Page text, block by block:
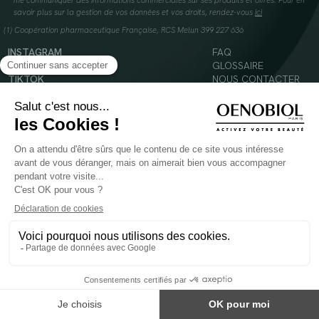
savoir plus sur la gestion de vos données et vos droits, rendez-vous ici
(1) Coopération pharmaceutique Française, RCS Melun 399 227 636
INSTAGRAM
FACEBOOK
TIKTOK
FAQ
GLOSSAIRE
NOUS CONTACTER
© 2024 Oenobiol Paris
Mentions légales
Conditions Générales d’Utilisation
Politique en matière de cookies
POUR VOTRE SANTÉ, MANGEZ AU MOINS CINQ FRUITS ET LÉGUMES PAR JOUR -
ne pas être utilisés comme substituts d'un régimes alimentaire varié et équilibré.
Réservé à l'adulte. Consulter attentivement l'étiquetage des produits avant l'utilisation.